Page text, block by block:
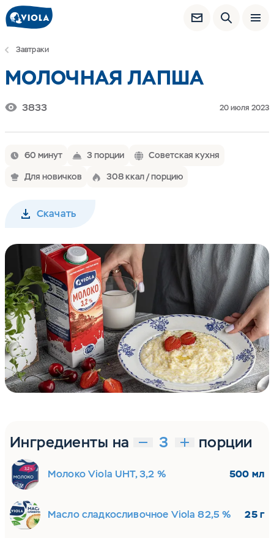
Завтраки
МОЛОЧНАЯ ЛАПША
3833 20 июля 2023
60 минут 3 порции
Советская кухня
Для новичков
308 ккал / порцию
Скачать
Ингредиенты на порции
Молоко Viola UHT, 3,2 % 500 мл
Масло сладкосливочное Viola 82,5 % 25 г